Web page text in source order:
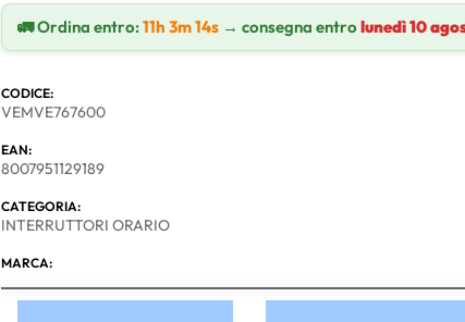
🚛 Ordina entro:11h 3m 13s→ consegna entrolunedì 10
CODICE:
VEMVE767600
EAN:
8007951129189
CATEGORIA:
INTERRUTTORI ORARIO
MARCA: